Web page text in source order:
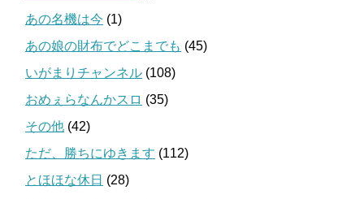
あの名機は今 (1)
あの娘の財布でどこまでも (45)
いがまりチャンネル (108)
おめぇらなんかスロ (35)
その他 (42)
ただ、勝ちにゆきます (112)
とほほな休日 (28)